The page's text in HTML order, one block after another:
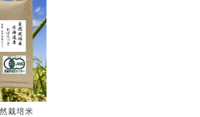
栽培米